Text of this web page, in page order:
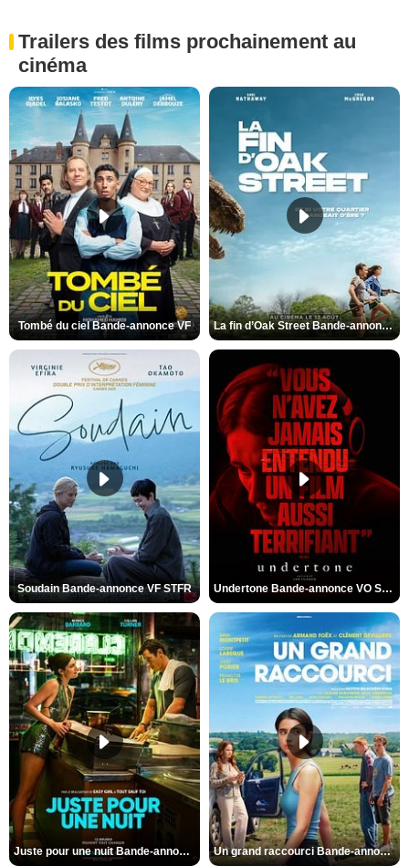
Trailers des films prochainement au
cinéma
Tombé du ciel Bande-annonce VF La fin d’Oak Street Bande-annonce VO STFR
Soudain Bande-annonce VF STFR Undertone Bande-annonce VO STFR
Juste pour une nuit Bande-annonce VO STFR Un grand raccourci Bande-annonce VF